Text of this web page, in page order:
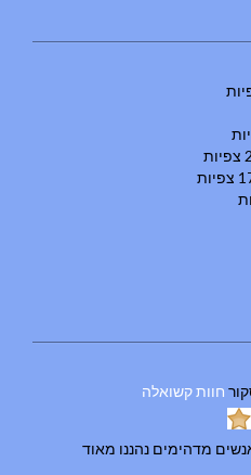
חוות קשואלה
מדהימים נהננו מאוד